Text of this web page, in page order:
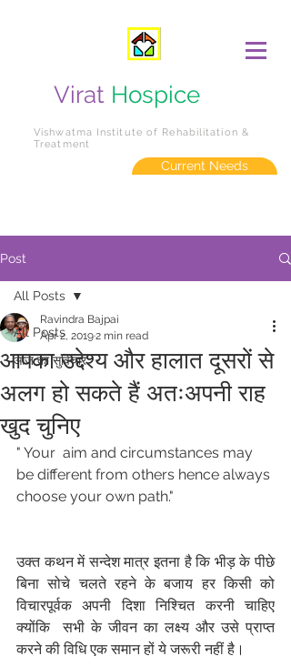
Virat Hospice
Vishwatma Institute of Rehabilitation &
Treatment
Current Needs
Post
All Posts
आज का सुविचार
All Posts
आपका उद्देश्य और हालात दूसरों से
अलग हो सकते हैं अतःअपनी राह
खुद चुनिए
Ravindra Bajpai
Apr 2, 20192 min read
" Your  aim and circumstances may
be different from others hence always
choose your own path."
उक्त कथन में सन्देश मात्र इतना है कि भीड़ के पीछे
बिना सोचे चलते रहने के बजाय हर किसी को
विचारपूर्वक अपनी दिशा निश्चित करनी चाहिए
क्योंकि  सभी के जीवन का लक्ष्य और उसे प्राप्त
करने की विधि एक समान हों ये जरूरी नहीं है।